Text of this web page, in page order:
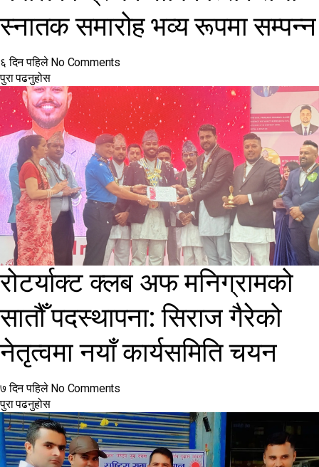
स्नातक समारोह भव्य रूपमा सम्पन्न
६ दिन पहिले No Comments
पुरा पढनुहोस
रोटर्याक्ट क्लब अफ मनिग्रामको
सातौँ पदस्थापना: सिराज गैरेको
नेतृत्वमा नयाँ कार्यसमिति चयन
७ दिन पहिले No Comments
पुरा पढनुहोस